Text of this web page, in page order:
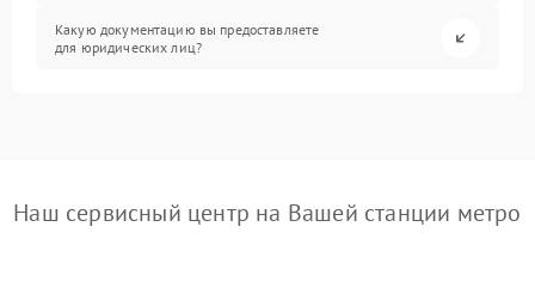
Какую документацию вы предоставляете
для юридических лиц?
Наш сервисный центр на Вашей станции метро